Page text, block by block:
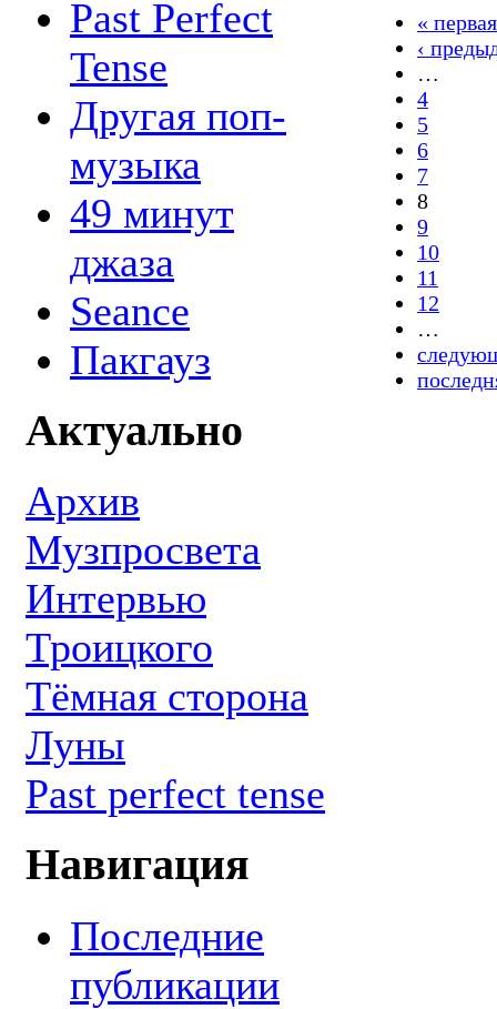
Past Perfect
Tense
Другая поп-
музыка
49 минут
джаза
Seance
Пакгауз
Актуально
Архив
Музпросвета
Интервью
Троицкого
Тёмная сторона
Луны
Past perfect tense
Навигация
Последние
публикации
« первая
‹
…
4
5
6
7
8
9
10
11
12
…